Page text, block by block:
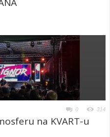
0 314
na KVART-u